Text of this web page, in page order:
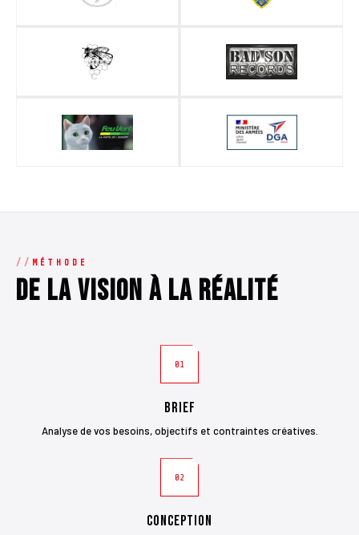
MÉTHODE
De la vision à la réalité
01
Brief
Analyse de vos besoins, objectifs et contraintes créatives.
02
Conception